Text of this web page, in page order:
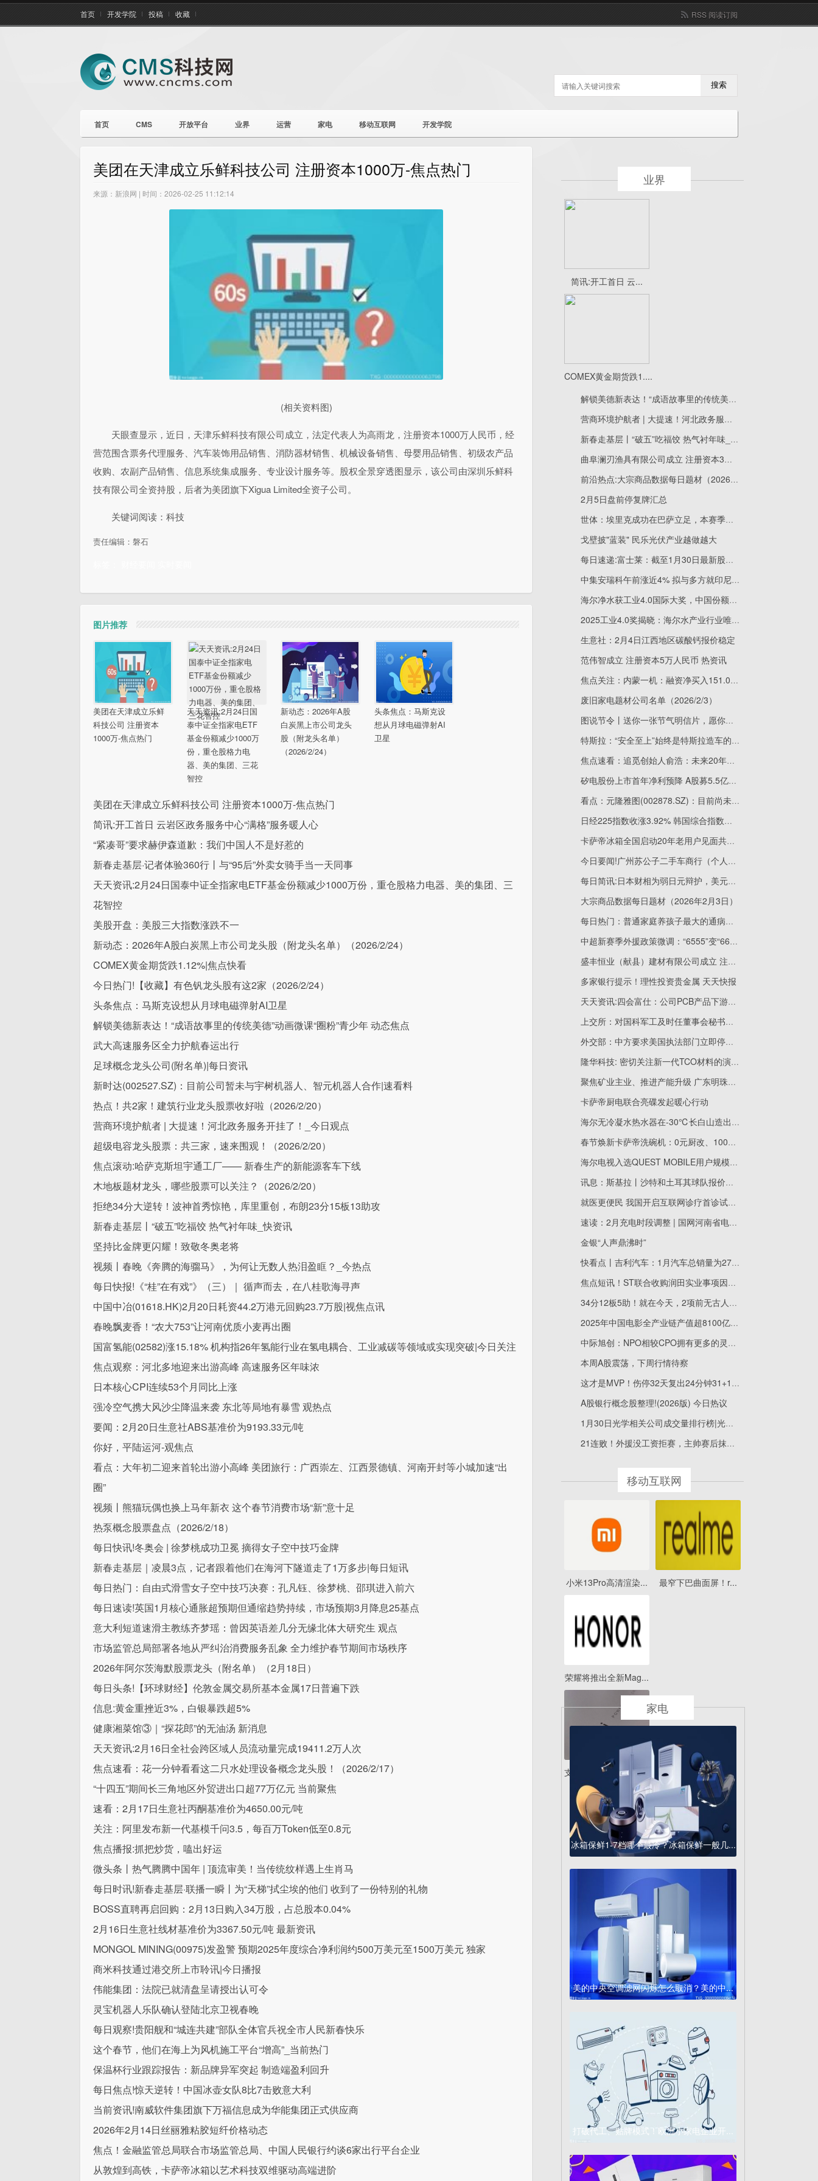
首页 开发学院 投稿 收藏 RSS 阅读订阅
搜索
首页 CMS 开放平台 业界 运营 家电 移动互联网 开发学院
美团在天津成立乐鲜科技公司 注册资本1000万-焦点热门
来源：新浪网 | 时间：2026-02-25 11:12:14
(相关资料图)
天眼查显示，近日，天津乐鲜科技有限公司成立，法定代表人为高雨龙，注册资本1000万人民币，经
营范围含票务代理服务、汽车装饰用品销售、消防器材销售、机械设备销售、母婴用品销售、初级农产品
收购、农副产品销售、信息系统集成服务、专业设计服务等。股权全景穿透图显示，该公司由深圳乐鲜科
技有限公司全资持股，后者为美团旗下Xigua Limited全资子公司。
关键词阅读：科技
责任编辑：磐石
图片推荐
美团在天津成立乐鲜
科技公司 注册资本
1000万-焦点热门
天天资讯:2月24日国
泰中证全指家电ETF
基金份额减少1000万
份，重仓股格力电
器、美的集团、三花
智控
新动态：2026年A股
白炭黑上市公司龙头
股（附龙头名单）
（2026/2/24）
头条焦点：马斯克设
想从月球电磁弹射AI
卫星
美团在天津成立乐鲜科技公司 注册资本1000万-焦点热门
简讯:开工首日 云岩区政务服务中心“满格”服务暖人心
“紧凑哥”要求赫伊森道歉：我们中国人不是好惹的
新春走基层·记者体验360行丨与“95后”外卖女骑手当一天同事
天天资讯:2月24日国泰中证全指家电ETF基金份额减少1000万份，重仓股格力电器、美的集团、三
花智控
美股开盘：美股三大指数涨跌不一
新动态：2026年A股白炭黑上市公司龙头股（附龙头名单）（2026/2/24）
COMEX黄金期货跌1.12%|焦点快看
今日热门!【收藏】有色钒龙头股有这2家（2026/2/24）
头条焦点：马斯克设想从月球电磁弹射AI卫星
解锁美德新表达！“成语故事里的传统美德”动画微课“圈粉”青少年 动态焦点
武大高速服务区全力护航春运出行
足球概念龙头公司(附名单)|每日资讯
新时达(002527.SZ)：目前公司暂未与宇树机器人、智元机器人合作|速看料
热点！共2家！建筑行业龙头股票收好啦（2026/2/20）
营商环境护航者 | 大提速！河北政务服务开挂了！_今日观点
超级电容龙头股票：共三家，速来围观！（2026/2/20）
焦点滚动:哈萨克斯坦宇通工厂—— 新春生产的新能源客车下线
木地板题材龙头，哪些股票可以关注？（2026/2/20）
拒绝34分大逆转！波神首秀惊艳，库里重创，布朗23分15板13助攻
新春走基层丨“破五”吃福饺 热气衬年味_快资讯
坚持比金牌更闪耀！致敬冬奥老将
视频丨春晚《奔腾的海骝马》，为何让无数人热泪盈眶？_今热点
每日快报!《“桂”在有戏”》（三）｜ 循声而去，在八桂歌海寻声
中国中冶(01618.HK)2月20日耗资44.2万港元回购23.7万股|视焦点讯
春晚飘麦香！“农大753”让河南优质小麦再出圈
国富氢能(02582)涨15.18% 机构指26年氢能行业在氢电耦合、工业减碳等领域或实现突破|今日关注
焦点观察：河北多地迎来出游高峰 高速服务区年味浓
日本核心CPI连续53个月同比上涨
强冷空气携大风沙尘降温来袭 东北等局地有暴雪 观热点
要闻：2月20日生意社ABS基准价为9193.33元/吨
你好，平陆运河-观焦点
看点：大年初二迎来首轮出游小高峰 美团旅行：广西崇左、江西景德镇、河南开封等小城加速“出
圈”
视频丨熊猫玩偶也换上马年新衣 这个春节消费市场“新”意十足
热泵概念股票盘点（2026/2/18）
每日快讯!冬奥会 | 徐梦桃成功卫冕 摘得女子空中技巧金牌
新春走基层｜凌晨3点，记者跟着他们在海河下隧道走了1万多步|每日短讯
每日热门：自由式滑雪女子空中技巧决赛：孔凡钰、徐梦桃、邵琪进入前六
每日速读!英国1月核心通胀超预期但通缩趋势持续，市场预期3月降息25基点
意大利短道速滑主教练齐梦瑶：曾因英语差几分无缘北体大研究生 观点
市场监管总局部署各地从严纠治消费服务乱象 全力维护春节期间市场秩序
2026年阿尔茨海默股票龙头（附名单）（2月18日）
每日头条!【环球财经】伦敦金属交易所基本金属17日普遍下跌
信息:黄金重挫近3%，白银暴跌超5%
健康湘菜馆③｜“探花郎”的无油汤 新消息
天天资讯:2月16日全社会跨区域人员流动量完成19411.2万人次
焦点速看：花一分钟看看这二只水处理设备概念龙头股！（2026/2/17）
“十四五”期间长三角地区外贸进出口超77万亿元 当前聚焦
速看：2月17日生意社丙酮基准价为4650.00元/吨
关注：阿里发布新一代基模千问3.5，每百万Token低至0.8元
焦点播报:抓把炒货，嗑出好运
微头条丨热气腾腾中国年 | 顶流审美！当传统纹样遇上生肖马
每日时讯!新春走基层·联播一瞬丨为“天梯”拭尘埃的他们 收到了一份特别的礼物
BOSS直聘再启回购：2月13日购入34万股，占总股本0.04%
2月16日生意社线材基准价为3367.50元/吨 最新资讯
MONGOL MINING(00975)发盈警 预期2025年度综合净利润约500万美元至1500万美元 独家
商米科技通过港交所上市聆讯|今日播报
伟能集团：法院已就清盘呈请授出认可令
灵宝机器人乐队确认登陆北京卫视春晚
每日观察!贵阳舰和“城连共建”部队全体官兵祝全市人民新春快乐
这个春节，他们在海上为风机施工平台“增高”_当前热门
保温杯行业跟踪报告：新品牌异军突起 制造端盈利回升
每日焦点!惊天逆转！中国冰壶女队8比7击败意大利
当前资讯!南威软件集团旗下万福信息成为华能集团正式供应商
2026年2月14日丝丽雅粘胶短纤价格动态
焦点！金融监管总局联合市场监管总局、中国人民银行约谈6家出行平台企业
从敦煌到高铁，卡萨帝冰箱以艺术科技双维驱动高端进阶
业界
简讯:开工首日 云...
COMEX黄金期货跌1....
解锁美德新表达！“成语故事里的传统美德”动画微课“圈粉”青少年 动态焦点
营商环境护航者 | 大提速！河北政务服务开挂了！_今日观点
新春走基层丨“破五”吃福饺 热气衬年味_快资讯
曲阜澜刃渔具有限公司成立 注册资本3万人民币
前沿热点:大宗商品数据每日题材（2026年2月5日）​
2月5日盘前停复牌汇总
世体：埃里克成功在巴萨立足，本赛季已出场35次队内最多 通讯
戈壁披"蓝装" 民乐光伏产业越做越大
每日速递:富士莱：截至1月30日最新股东户数9742户，较上期减少3.06%
中集安瑞科午前涨近4% 拟与多方就印尼青山项目达成合作签约 看点
海尔净水获工业4.0国际大奖，中国份额第一
2025工业4.0奖揭晓：海尔水产业行业唯一上榜且上榜2座
生意社：2月4日江西地区碳酸钙报价稳定
范伟智成立 注册资本5万人民币 热资讯
焦点关注：内蒙一机：融资净买入151.04万元，融资余额7.07亿元
废旧家电题材公司名单（2026/2/3）
图说节令丨送你一张节气明信片，愿你的2026每个节气都如愿
特斯拉：“安全至上”始终是特斯拉造车的首要原则-焦点播报
焦点速看：追觅创始人俞浩：未来20年，推动人类生产力提高100倍，推动人类总财富增长100倍
矽电股份上市首年净利预降 A股募5.5亿元招商证券保荐
看点：元隆雅图(002878.SZ)：目前尚未有在福建、海南两省开店的计划
日经225指数收涨3.92% 韩国综合指数收涨6.84% 每日焦点
卡萨帝冰箱全国启动20年老用户见面共创会
今日要闻!广州苏公子二手车商行（个人独资）成立 注册资本5万人民币
每日简讯:日本财相为弱日元辩护，美元兑日元汇率回升至155上方
大宗商品数据每日题材（2026年2月3日）​
每日热门：普通家庭养孩子最大的通病：消费型快乐给多了
中超新赛季外援政策微调：“6555”变“6655” 焦点要闻
盛丰恒业（献县）建材有限公司成立 注册资本100万人民币
多家银行提示！理性投资贵金属 天天快报
天天资讯:四会富仕：公司PCB产品下游应用广泛
上交所：对国科军工及时任董事会秘书邓卫勇予以监管警示-每日热文
外交部：中方要求美国执法部门立即停止对中国企业人员的无端盘查_每日聚焦
隆华科技: 密切关注新一代TCO材料的演进趋势 重点聚焦低铟化、低成本化的技术发展路径 讯息
聚焦矿业主业、推进产能升级 广东明珠2025年净利润预增29-35倍
卡萨帝厨电联合亮碟发起暖心行动
海尔无冷凝水热水器在-30℃长白山造出户外温泉
春节焕新卡萨帝洗碗机：0元厨改、100天不净则退
海尔电视入选QUEST MOBILE用户规模TOP榜
讯息：斯基拉丨沙特和土耳其球队报价恩昆库
就医更便民 我国开启互联网诊疗首诊试点 今日视点
速读：2月充电时段调整 | 国网河南省电力公司关于2026年2月代理工商业用户购电价格的公告
金银“人声鼎沸时”
快看点丨吉利汽车：1月汽车总销量为27.02万部 同比增长约1%
焦点短讯！ST联合收购润田实业事项因财务资料过期遭上交所中止审核
34分12板5助！就在今天，2项前无古人的NBA纪录被弗拉格达成了
2025年中国电影全产业链产值超8100亿元的背后
中际旭创：NPO相较CPO拥有更多的灵活性和性价比优势
本周A股震荡，下周行情待察
这才是MVP！伤停32天复出24分钟31+12+5 约基奇攻防无解被盛赞 今日视点
A股银行概念股整理!(2026版) 今日热议
1月30日光学相关公司成交量排行榜|光学排行榜
21连败！外援没工资拒赛，主帅赛后抹眼泪，名记提出“解套”办法
移动互联网
小米13Pro高清渲染... 最窄下巴曲面屏！r...
荣耀将推出全新Mag...
支持67W快充!Redmi...
家电
冰箱保鲜1-7档哪个最冷？冰箱保鲜一般几...
美的中央空调滤网闪烁怎么取消？美的中...
打破代工、贴牌模式！欧洲小家电企业开...